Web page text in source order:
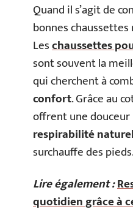
Quand il s’agit de
bonnes chaussettes
Leschaussettes
sont souvent la
qui cherchent à
confort. Grâce au
offrent une
respirabilité
surchauffe des
Lire également :
quotidien grâce à